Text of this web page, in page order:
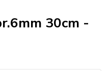
30cm -